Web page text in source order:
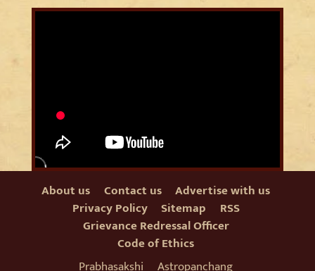
About us Contact us
Advertise with us
Privacy Policy
Sitemap
RSS
Grievance Redressal Officer
Code of Ethics
Prabhasakshi
Astropanchang